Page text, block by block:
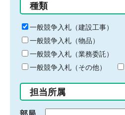
る
キ
ー
ワ
ー
ド
入
力
種類
一般競争入札（建設工事）
一般競争入札（物品）
一般競争入札（業務委託）
一般競争入札（その他）
担当所属